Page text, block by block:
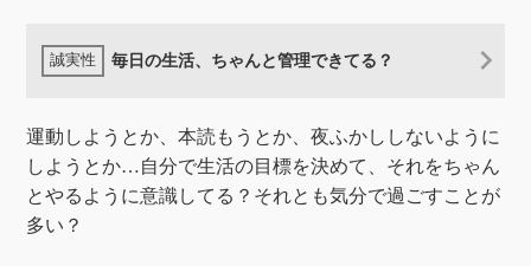
毎日の生活、ちゃんと管理できてる？
運動しようとか、本読もうとか、夜ふかししないように
しようとか…自分で生活の目標を決めて、それをちゃん
とやるように意識してる？それとも気分で過ごすことが
多い？